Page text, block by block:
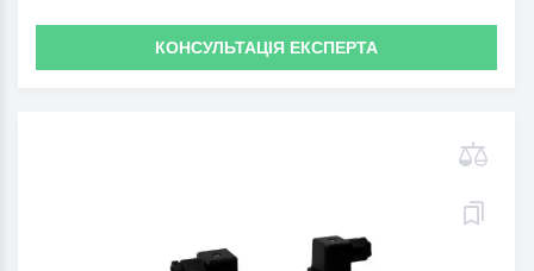
КОНСУЛЬТАЦІЯ ЕКСПЕРТА